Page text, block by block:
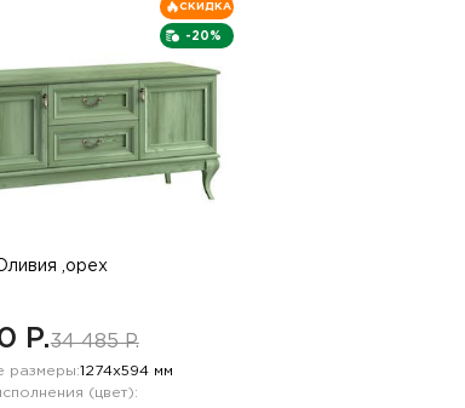
-20%
СКИДКА
,орех
P.34 485 P.
размеры:1274х594 мм
(цвет):